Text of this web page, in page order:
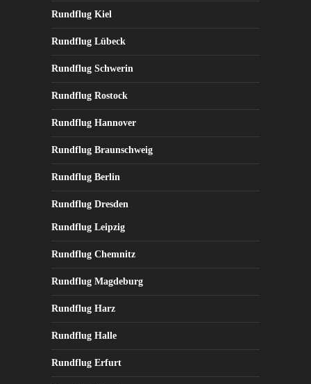
Rundflug Kiel
Rundflug Lübeck
Rundflug Schwerin
Rundflug Rostock
Rundflug Hannover
Rundflug Braunschweig
Rundflug Berlin
Rundflug Dresden
Rundflug Leipzig
Rundflug Chemnitz
Rundflug Magdeburg
Rundflug Harz
Rundflug Halle
Rundflug Erfurt